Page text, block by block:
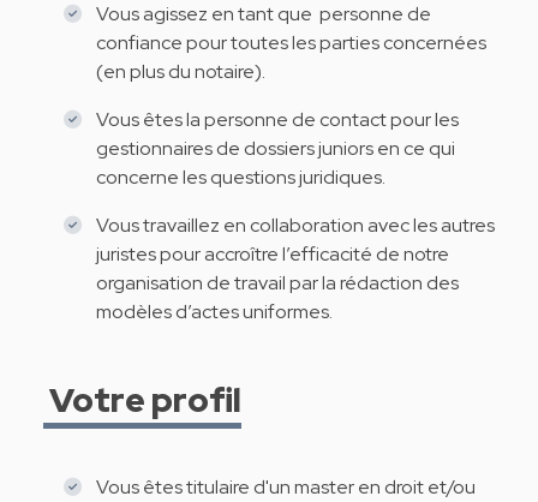
Vous agissez en tant que personne de
confiance pour toutes les parties concernées
(en plus du notaire).
Vous êtes la personne de contact pour les
gestionnaires de dossiers juniors en ce qui
concerne les questions juridiques.
Vous travaillez en collaboration avec les autres
juristes pour accroître l’efficacité de notre
organisation de travail par la rédaction des
modèles d’actes uniformes.
Votre profil
Vous êtes titulaire d'un master en droit et/ou